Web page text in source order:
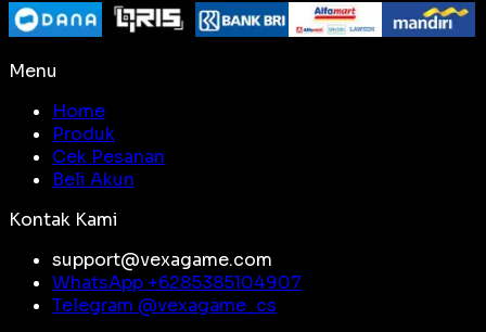
Menu
Home
Produk
Cek Pesanan
Beli Akun
Kontak Kami
support@vexagame.com
WhatsApp +6285385104907
Telegram @vexagame_cs